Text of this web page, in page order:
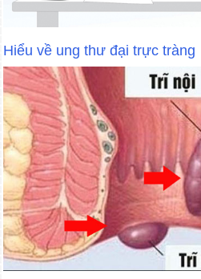
Hiểu về ung thư đại trực tràng